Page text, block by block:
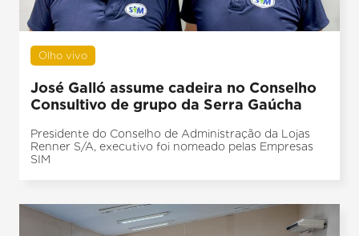
Olho vivo
José Galló assume cadeira no Conselho
Consultivo de grupo da Serra Gaúcha
Presidente do Conselho de Administração da Lojas
Renner S/A, executivo foi nomeado pelas Empresas
SIM